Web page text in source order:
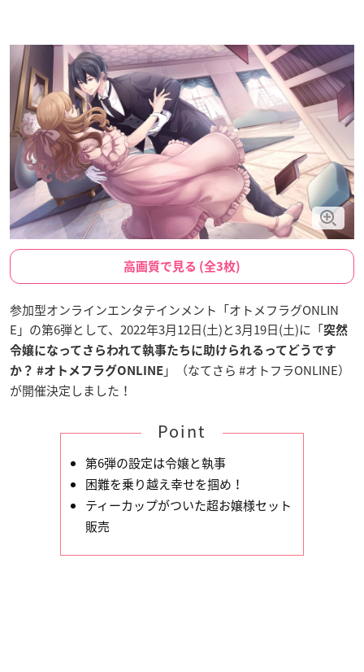
高画質で見る (全3枚)
参加型オンラインエンタテインメント「オトメフラグONLIN
E」の第6弾として、2022年3月12日(土)と3月19日(土)に「突然
令嬢になってさらわれて執事たちに助けられるってどうです
か？ #オトメフラグONLINE 」（なてさら #オトフラONLINE）
が開催決定しました！
Point
第6弾の設定は令嬢と執事
困難を乗り越え幸せを掴め！
ティーカップがついた超お嬢様セット
販売